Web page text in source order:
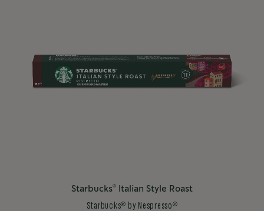
Starbucks® Italian Style Roast
Starbucks® by Nespresso ®